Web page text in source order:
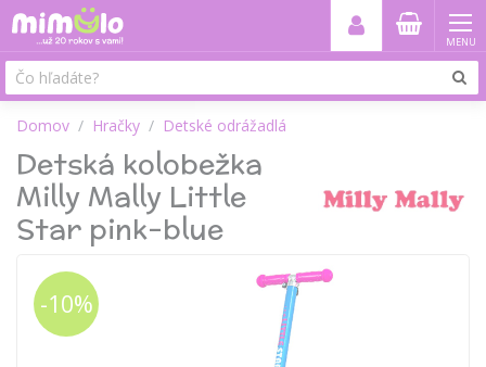
MENU
Domov Hračky Detské odrážadlá
Detská kolobežka
Milly Mally Little
Star pink-blue
-10%